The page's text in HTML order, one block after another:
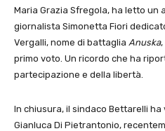
Maria Grazia Sfregola, ha letto
giornalista Simonetta Fiori
Vergalli, nome di battaglia Anuska,
primo voto. Un ricordo che ha
partecipazione e della libertà.
In chiusura, il sindaco Bettarelli
Gianluca Di Pietrantonio,